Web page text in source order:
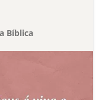
Bíblica